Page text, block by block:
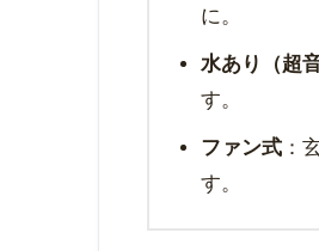
に。
水あり（超
す。
ファン式：
す。